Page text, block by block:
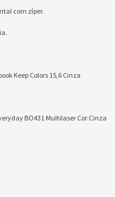
com zíper.
Keep Colors 15,6 Cinza
BO431 Multilaser Cor:Cinza